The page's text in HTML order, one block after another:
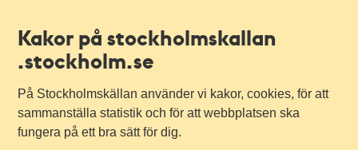
Kakor på stockholmskallan
.stockholm.se
På Stockholmskällan använder vi kakor, cookies, för att
sammanställa statistik och för att webbplatsen ska
fungera på ett bra sätt för dig.